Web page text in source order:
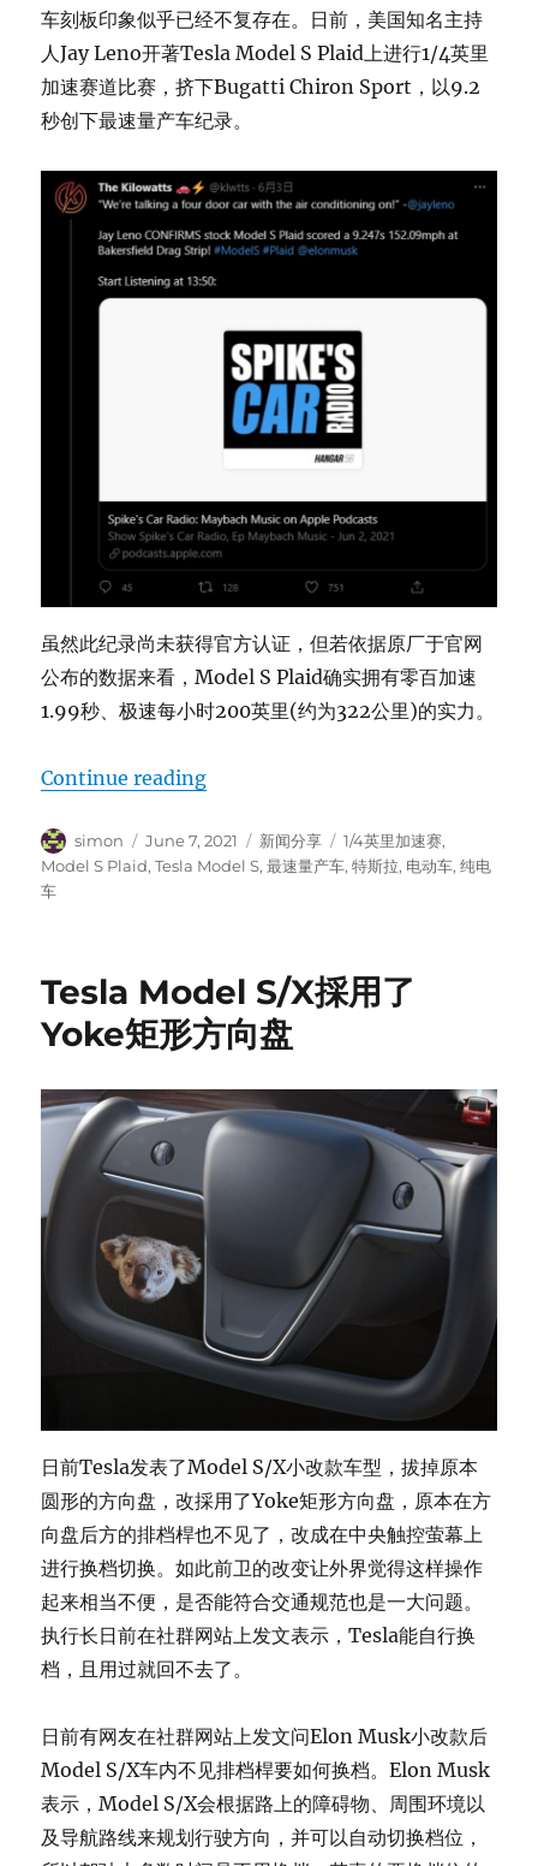
车刻板印象似乎已经不复存在。日前，美国知名主持
人Jay Leno开著Tesla Model S Plaid上进行1/4英里
加速赛道比赛，挤下Bugatti Chiron Sport，以9.2
秒创下最速量产车纪录。
虽然此纪录尚未获得官方认证，但若依据原厂于官网
公布的数据来看，Model S Plaid确实拥有零百加速
1.99秒、极速每小时200英里(约为322公里)的实力。
Continue reading“Tesla Model S Plaid1/4英里加速以
Author
simon
Posted
on
June 7, 2021 Categories
新闻分享 Tags
1/4英里加速赛,
Model S Plaid,Tesla Model S,最速量产车,特斯拉, 电动车,纯电
车
Tesla Model S/X採用了
Yoke矩形方向盘
日前Tesla发表了Model S/X小改款车型，拔掉原本
圆形的方向盘，改採用了Yoke矩形方向盘，原本在方
向盘后方的排档桿也不见了，改成在中央触控萤幕上
进行换档切换。如此前卫的改变让外界觉得这样操作
起来相当不便，是否能符合交通规范也是一大问题。
执行长日前在社群网站上发文表示，Tesla能自行换
档，且用过就回不去了。
日前有网友在社群网站上发文问Elon Musk小改款后
Model S/X车内不见排档桿要如何换档。Elon Musk
表示，Model S/X会根据路上的障碍物、周围环境以
及导航路线来规划行驶方向，并可以自动切换档位，